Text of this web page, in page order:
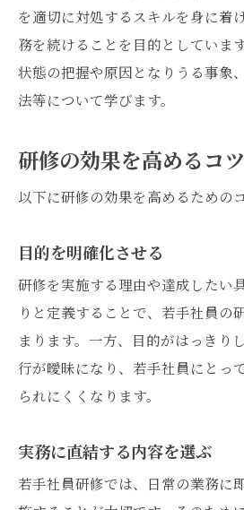
を適切に対処するスキルを身に着
務を続けることを目的としていま
状態の把握や原因となりうる事象
法等について学びます。
研修の効果を高めるコツ
以下に研修の効果を高めるための
目的を明確化させる
研修を実施する理由や達成したい
りと定義することで、若手社員の
まります。一方、目的がはっきり
行が曖昧になり、若手社員にとっ
られにくくなります。
実務に直結する内容を選ぶ
若手社員研修では、日常の業務に